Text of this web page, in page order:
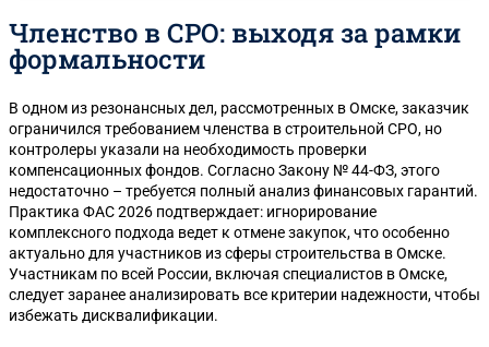
Членство в СРО: выходя за рамки
формальности
В одном из резонансных дел, рассмотренных в Омске, заказчик
ограничился требованием членства в строительной СРО, но
контролеры указали на необходимость проверки
компенсационных фондов. Согласно Закону № 44-ФЗ, этого
недостаточно – требуется полный анализ финансовых гарантий.
Практика ФАС 2026 подтверждает: игнорирование
комплексного подхода ведет к отмене закупок, что особенно
актуально для участников из сферы строительства в Омске.
Участникам по всей России, включая специалистов в Омске,
следует заранее анализировать все критерии надежности, чтобы
избежать дисквалификации.